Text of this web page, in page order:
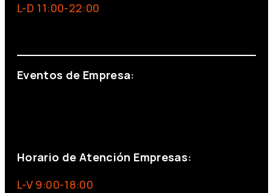
L-D 11:00-22:00
Eventos de Empresa:
Horario de Atención Empresas:
L-V 9:00-18:00